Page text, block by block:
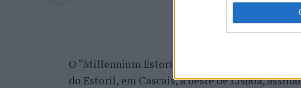
O “Millennium Estoril Open 2026” decorreu
do Estoril, em Cascais, a oeste de Lisboa,